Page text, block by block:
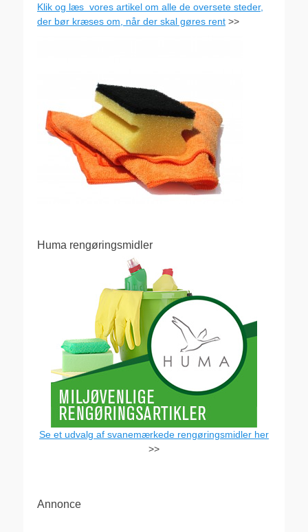
Klik og læs vores artikel om alle de oversete steder,
der bør kræses om, når der skal gøres rent >>
Huma rengøringsmidler
Se et udvalg af svanemærkede rengøringsmidler her
>>
Annonce